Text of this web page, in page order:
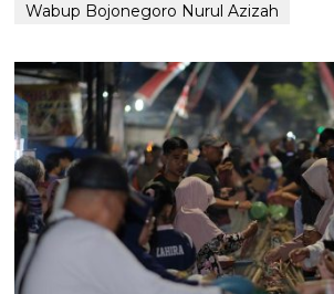
Wabup Bojonegoro Nurul Azizah